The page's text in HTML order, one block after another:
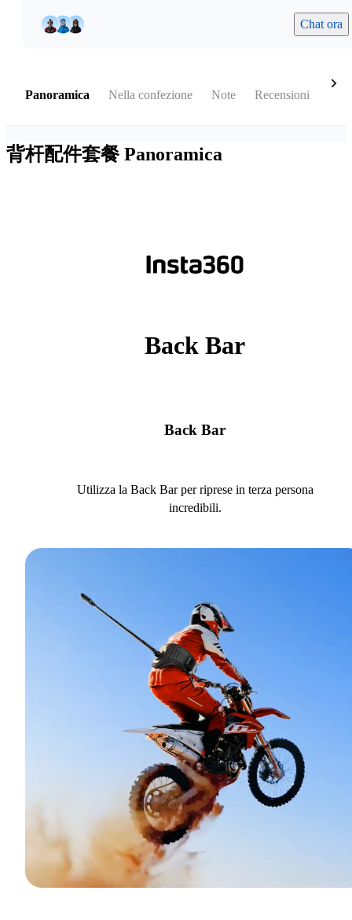
Chat ora
Panoramica Nella confezione Note Recensioni
背杆配件套餐 Panoramica
Back Bar
Back Bar
Utilizza la Back Bar per riprese in terza persona
incredibili.